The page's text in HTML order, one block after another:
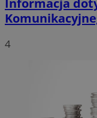
Informacja
4